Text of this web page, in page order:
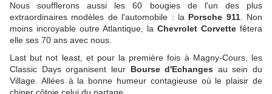
Nous soufflerons aussi les 60 bougies de l'un des plus
extraordinaires modèles de l'automobile : la Porsche 911. Non
moins incroyable outre Atlantique, la Chevrolet Corvette fêtera
elle ses 70 ans avec nous.
Last but not least, et pour la première fois à Magny-Cours, les
Classic Days organisent leur Bourse d'Echanges au sein du
Village. Allées à la bonne humeur contagieuse où le plaisir de